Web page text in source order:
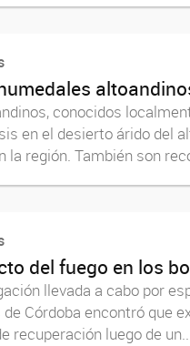
conocidos
en el desierto árido del
la región. También son
del fuego en los
llevada a cabo por
Córdoba encontró que
recuperación luego de